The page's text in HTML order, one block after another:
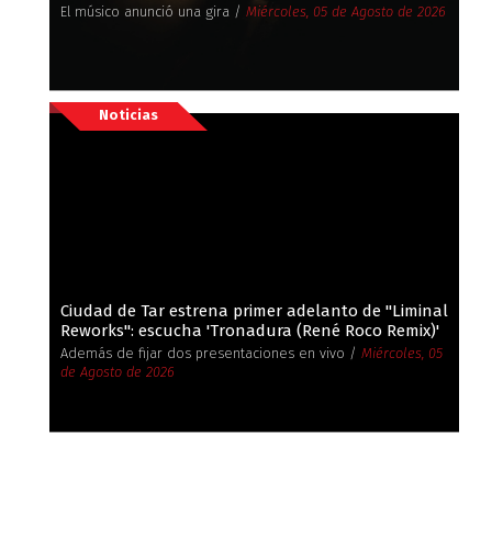
El músico anunció una gira / Miércoles, 05 de Agosto de 2026
Noticias
Ciudad de Tar estrena primer adelanto de ''Liminal
Reworks'': escucha 'Tronadura (René Roco Remix)'
Además de fijar dos presentaciones en vivo / Miércoles, 05
de Agosto de 2026